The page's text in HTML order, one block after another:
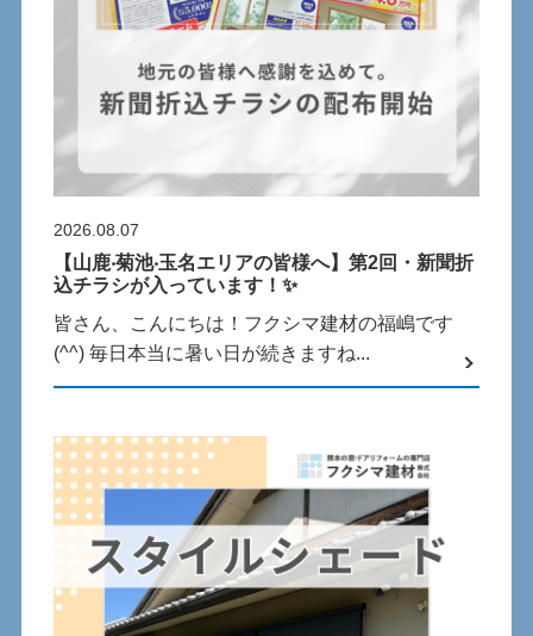
2026.08.07
【⼭⿅‧菊池‧⽟名エリアの皆様へ】第2回・新聞折
込チラシが⼊っています！✨
皆さん、こんにちは！フクシマ建材の福嶋です
(^^) 毎⽇本当に暑い⽇が続きますね...